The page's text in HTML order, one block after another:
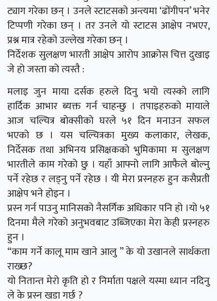
ट्याग गरेका छन् । उनले स्टाटसको अन्त्यमा ‘ढोंगीपन’ भनेर
टिप्पणी गरेका छन् । तर उनले यो स्टाटस आक्षेप नभएर,
प्रश्न मात्र रहेको उल्लेख गरेका छन् ।
निर्देशक सुलक्षण भारती आक्षेप आरोप आक्रोस चित्त दुखाइ
जे हो जस्ता को त्यस्तै :
मलाइ जुन माया दर्सक हरुले दिनु भयो त्यस्को लागि
हार्दिक आभार ब्यक्त गर्न चाहन्छु । तपाइहरुको मायाले
आज चल्चित्र बोक्सीको घरले ५१ दिन मनाउन सफल
भएको छ । यस चल्चित्रका मुख्य कलाकार, लेखक,
निर्देसक तथा अभिनय प्रसिक्षकको भुमिकामा म सुलक्षण
भारतीले काम गरेको छु । यहाँ आफ्नो लागि आफैले बोल्नु
पर्ने रहेछ र लड्नु पर्ने रहेछ । यी मेरा प्रस्नहरु हुन कसैप्रती
आक्षेप भने होइन ।
प्रस्न गर्न पाउनु मानिसको नैसर्गिक अधिकार पनि हो ।यो ५१
दिनमा मैले गरेको अनुभवबाट उब्जिएका मेरा केही प्रस्नहरु
हुन ।
“काम गर्ने कालू माम खाने आलु ” के यो उखानले सार्थकता
राख्छ?
यो नितान्त मेरो कृति हो र निर्माता पक्षले यस्मा ध्यान नदिनु
ले के प्रस्न खडा गर्छ ?